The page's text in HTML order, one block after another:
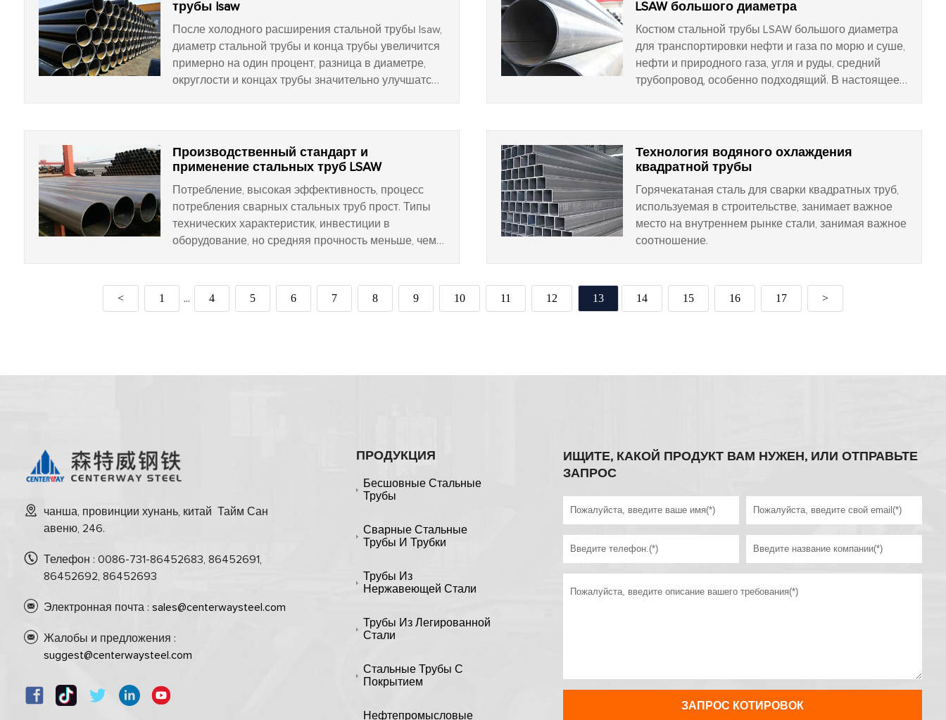
трубы lsaw
После холодного расширения стальной трубы lsaw,
диаметр стальной трубы и конца трубы увеличится
примерно на один процент, разница в диаметре,
округлости и концах трубы значительно улучшатся,
0,5%, уменьшение толщины стенки уменьшается
примерно на 0,8%.
LSAW большого диаметра
Костюм стальной трубы LSAW большого диаметра
для транспортировки нефти и газа по морю и суше,
нефти и природного газа, угля и руды, средний
трубопровод, особенно подходящий. В настоящее
использоваться для экспорта. и заменить
импортное.
Производственный стандарт и
применение стальных труб LSAW
Потребление, высокая эффективность, процесс
потребления сварных стальных труб прост. Типы
технических характеристик, инвестиции в
оборудование, но средняя прочность меньше, чем
Технология водяного охлаждения
квадратной трубы
Горячекатаная сталь для сварки квадратных труб,
используемая в строительстве, занимает важное
место на внутреннем рынке стали, занимая важное
соотношение.
< 1 ... 4 5 6 7 8 9 10 11 12 13 14 15 16 17 >
чанша, провинции хунань, китай Тайм Сан
авеню, 246.
Телефон : 0086-731-86452683, 86452691,
86452692, 86452693
Электронная почта : sales@centerwaysteel.com
Жалобы и предложения :
suggest@centerwaysteel.com
ПРОДУКЦИЯ
Бесшовные Стальные
Трубы
Сварные Стальные
Трубы И Трубки
Трубы Из
Нержавеющей Стали
Трубы Из Легированной
Стали
Стальные Трубы С
Покрытием
Нефтепромысловые
ИЩИТЕ, КАКОЙ ПРОДУКТ ВАМ НУЖЕН, ИЛИ ОТПРАВЬТЕ
ЗАПРОС